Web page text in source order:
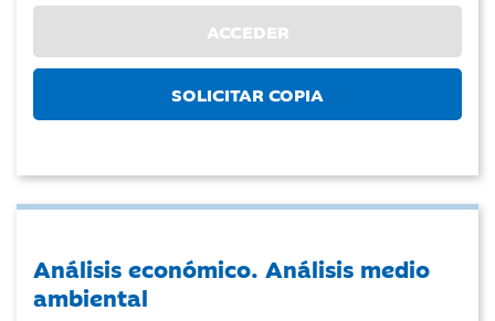
ACCEDER
SOLICITAR COPIA
Análisis económico. Análisis medio
ambiental